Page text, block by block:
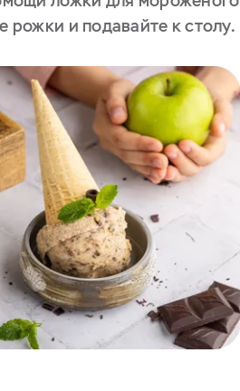
рожки и подавайте к столу.